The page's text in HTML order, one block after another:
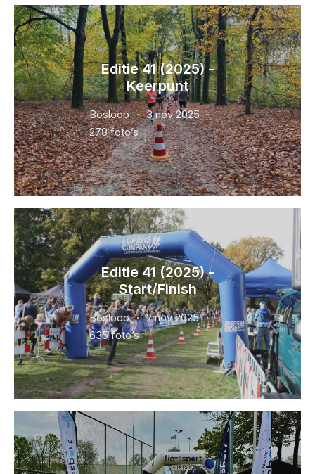
Editie 41 (2025) -
Keerpunt
Bosloop
3 nov 2025
278 foto’s
Editie 41 (2025) -
Start/Finish
Bosloop
2 nov 2025
635 foto’s